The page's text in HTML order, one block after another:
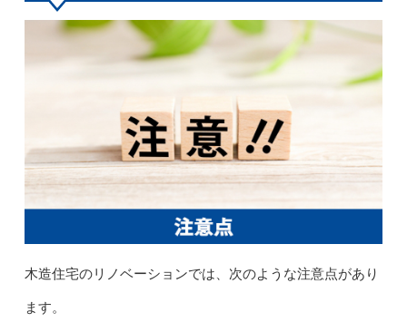
木造住宅のリノベーションでは、次のような注意点があり
ます。